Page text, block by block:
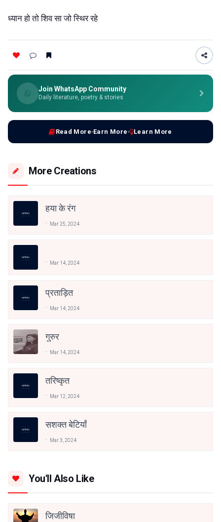
ध्यान हो तो शिव सा जो स्थिर रहे
Join WhatsApp Community
Daily literature, poetry & stories
Read More Earn More Learn More
More Creations
हया के रंग
Mar 25, 2024
Mar 14, 2024
प्रताड़ित
Mar 14, 2024
गुरुर
Mar 14, 2024
तरिष्कृत
Mar 12, 2024
सशक्त बेटियाँ
Mar 3, 2024
You'll Also Like
जिजीविषा